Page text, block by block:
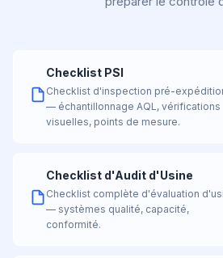
Checklist PSI
Checklist d'inspection pré-
— échantillonnage AQL, vérifications
visuelles, points de mesure.
Checklist d'Audit d'Usine
Checklist complète d'évaluation
— systèmes qualité, capacité,
conformité.